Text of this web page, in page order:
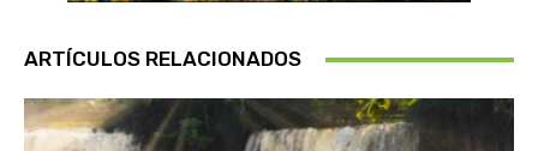
ARTÍCULOS RELACIONADOS